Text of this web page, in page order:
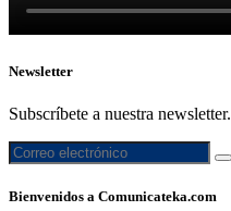
Newsletter
Subscríbete a nuestra newsletter.
Bienvenidos a Comunicateka.com